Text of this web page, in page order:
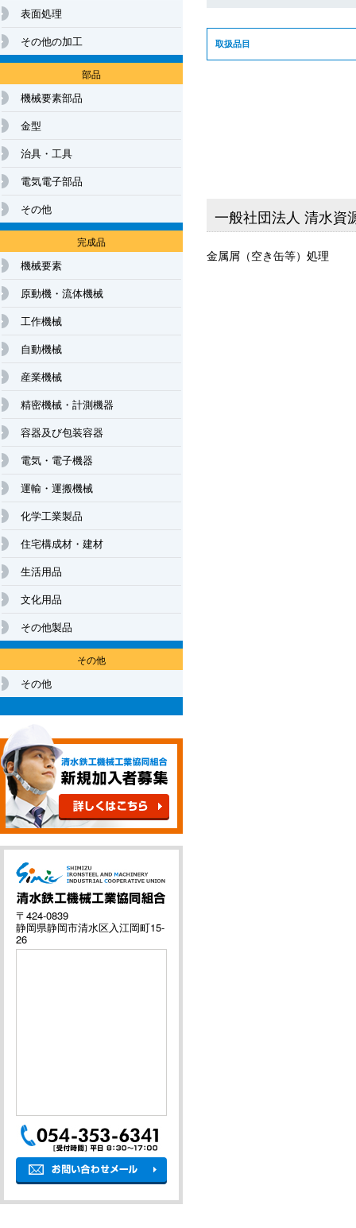
取扱品目
一般社団法人 清水資
金属屑（空き缶等）処理
表面処理
その他の加工
部品
機械要素部品
金型
治具・工具
電気電子部品
その他
完成品
機械要素
原動機・流体機械
工作機械
自動機械
産業機械
精密機械・計測機器
容器及び包装容器
電気・電子機器
運輸・運搬機械
化学工業製品
住宅構成材・建材
生活用品
文化用品
その他製品
その他
その他
〒424-0839
静岡県静岡市清水区入江岡町15-
26